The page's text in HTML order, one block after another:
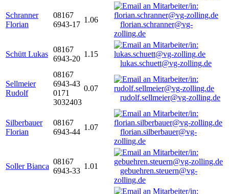
Schranner
Florian
08167
6943-17
1.06
florian.schranner@vg-
zolling.de
Schütt Lukas
08167
6943-20
1.15
lukas.schuett@vg-zolling.de
Sellmeier
Rudolf
08167
6943-43
0171
3032403
0.07
rudolf.sellmeier@vg-zolling.de
Silberbauer
Florian
08167
6943-44
1.07
florian.silberbauer@vg-
zolling.de
Soller Bianca
08167
6943-33
1.01
gebuehren.steuern@vg-
zolling.de